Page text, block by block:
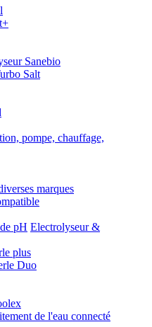
Sanebio
Salt
pompe, chauffage,
marques
pH Electrolyseur &
plus
Duo
de l'eau connecté